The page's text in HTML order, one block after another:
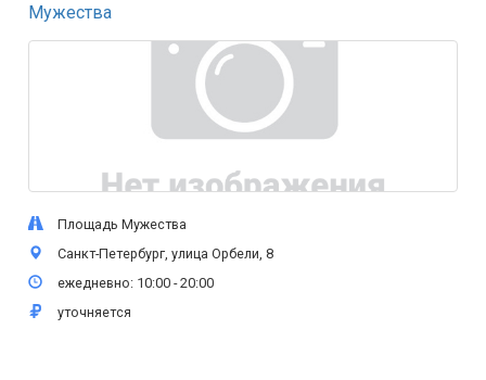
Мужества
Площадь Мужества
Санкт-Петербург, улица Орбели, 8
ежедневно: 10:00 - 20:00
уточняется